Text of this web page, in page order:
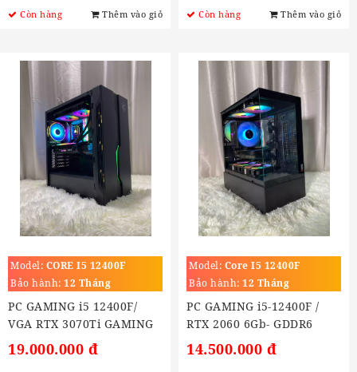
Còn hàng Thêm vào giỏ Còn hàng Thêm vào giỏ
Model: CORE I5 12400F
Bảo hành: 12 Tháng
PC GAMING i5 12400F/
VGA RTX 3070Ti GAMING
8G
19.000.000 đ
Model: Core I5 12400F
(2.5GHz Turbo 4.4GHz)
Bảo hành: 12 Tháng
PC GAMING i5-12400F /
RTX 2060 6Gb- GDDR6
14.500.000 đ